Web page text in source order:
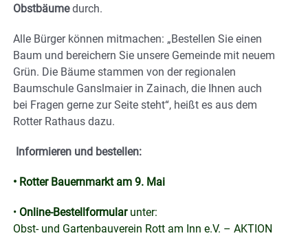
Obstbäumedurch.
Alle Bürger können mitmachen: „Bestellen Sie einen
Baum und bereichern Sie unsere Gemeinde mit neuem
Grün. Die Bäume stammen von der regionalen
Baumschule Ganslmaier in Zainach, die Ihnen auch
bei Fragen gerne zur Seite steht“, heißt es aus dem
Rotter Rathaus dazu.
Informieren und bestellen:
• Rotter Bauernmarkt am 9. Mai
• Online-Bestellformularunter:
Obst- und Gartenbauverein Rott am Inn e.V. – AKTION